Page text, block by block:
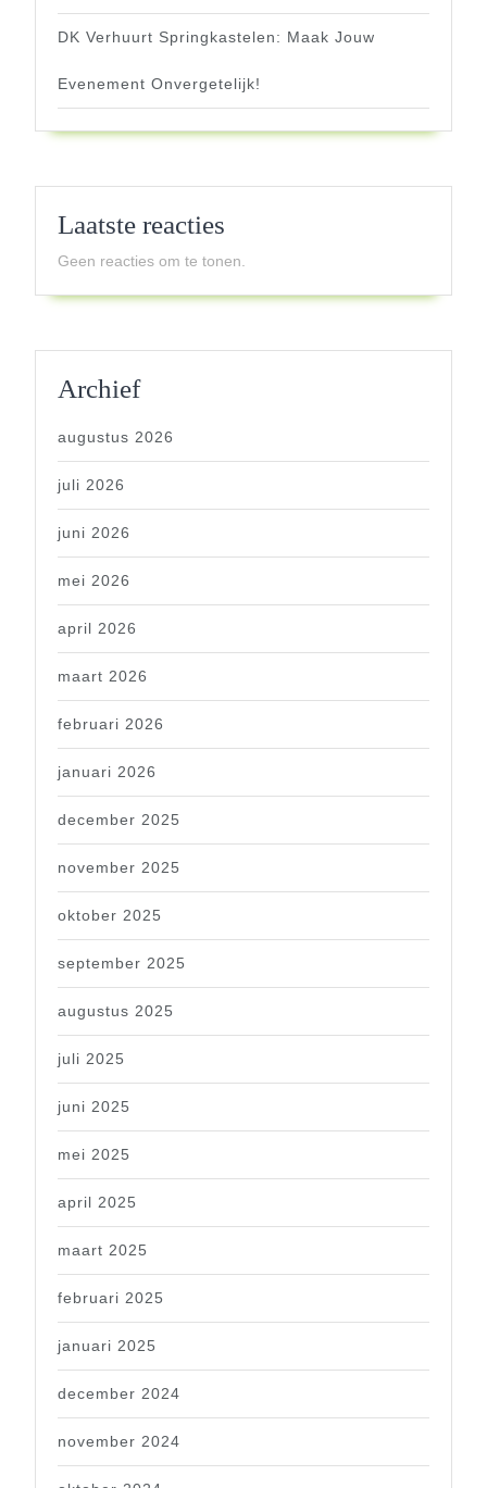
DK Verhuurt Springkastelen: Maak Jouw
Evenement Onvergetelijk!
Laatste reacties
Geen reacties om te tonen.
Archief
augustus 2026
juli 2026
juni 2026
mei 2026
april 2026
maart 2026
februari 2026
januari 2026
december 2025
november 2025
oktober 2025
september 2025
augustus 2025
juli 2025
juni 2025
mei 2025
april 2025
maart 2025
februari 2025
januari 2025
december 2024
november 2024